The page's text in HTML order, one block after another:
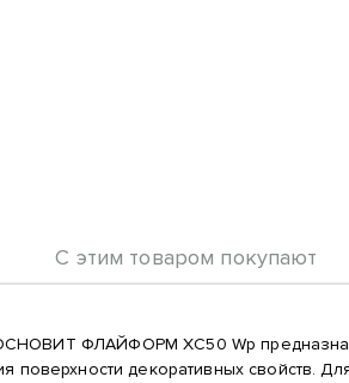
С этим товаром покупают
ФЛАЙФОРМ XC50 Wp
поверхности декоративных